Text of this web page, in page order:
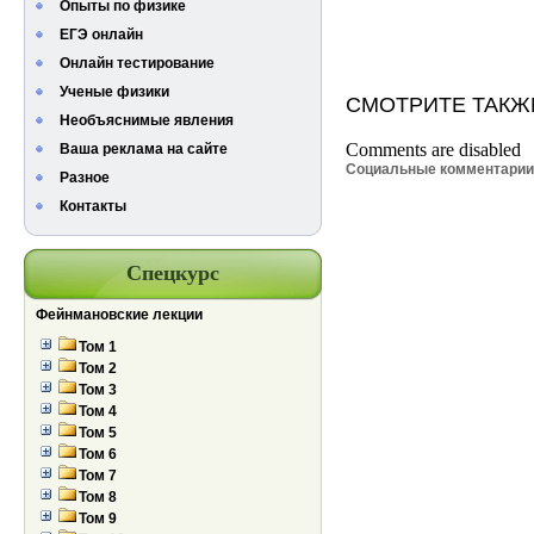
Опыты по физике
ЕГЭ онлайн
Онлайн тестирование
Ученые физики
Необъяснимые явления
Ваша реклама на сайте
Разное
Контакты
Спецкурс
Фейнмановские лекции
Том 1
Том 2
Том 3
Том 4
Том 5
Том 6
Том 7
Том 8
Том 9
СМОТРИТЕ
Comments are disabled
Социальные комментарии